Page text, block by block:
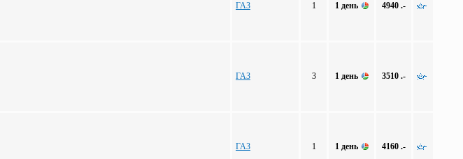
ГАЗ 1 1 день 4940 .-
ГАЗ 3 1 день 3510 .-
ГАЗ 1 1 день 4160 .-